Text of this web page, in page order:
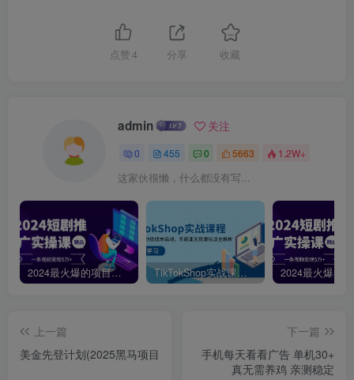
点赞 4 分享 收藏
admin 关注
0 455 0 5663 1.2W+
这家伙很懒，什么都没有写...
2024最火爆的项目短剧推广实操课，一条视频变现5万+【附软件工具】 TikTokShop实战课程，手把手教你低成本启动，东南亚无货源玩法全解析
上一篇
美金先登计划(2025黑马项目
下一篇
手机每天看看广告 单机30+
真无需养鸡 亲测稳定